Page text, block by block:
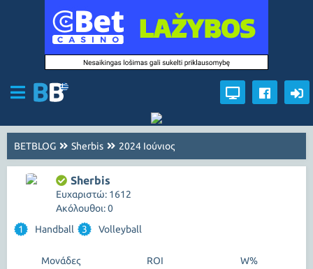
BETBLOG Sherbis 2024 Ιούνιος
Sherbis
Ευχαριστώ: 1612
Ακόλουθοι: 0
1
Handball 3 Volleyball
Μονάδες ROI W%